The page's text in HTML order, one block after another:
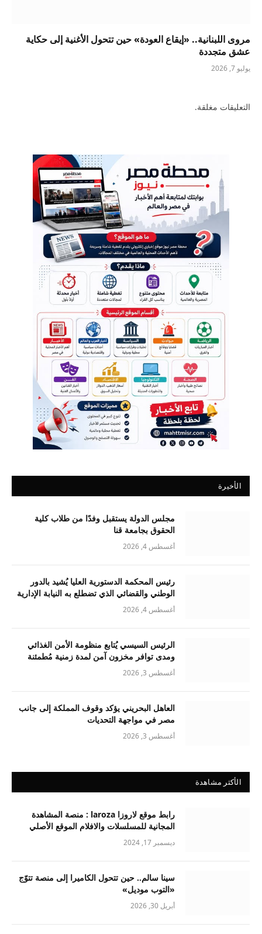
مروى اللبنانية.. «إيقاع العودة» حين تتحول الأغنية إلى حكاية
عشق متجددة
يوليو 7, 2026
التعليقات مغلقة.
الأخيرة
مجلس الدولة يستقبل وفدًا من طلاب كلية
الحقوق بجامعة قنا
أغسطس 4, 2026
رئيس المحكمة الدستورية العليا يُشيد بالدور
الوطني والقضائي الذي تضطلع به النيابة الإدارية
أغسطس 4, 2026
الرئيس السيسي يُتابع منظومة الأمن الغذائي
ومدى توافر مخزون آمن لمدة زمنية مُطمئنة
أغسطس 3, 2026
العاهل البحريني يؤكد وقوف المملكة إلى جانب
مصر في مواجهة التحديات
أغسطس 3, 2026
الأكثر مشاهدة
رابط موقع لاروزا laroza : منصة المشاهدة
المجانية للمسلسلات والافلام الموقع الأصلي
ديسمبر 17, 2024
سينا سالم.. حين تتحول الكاميرا إلى منصة تتوّج
«التوب موديل»
أبريل 30, 2026